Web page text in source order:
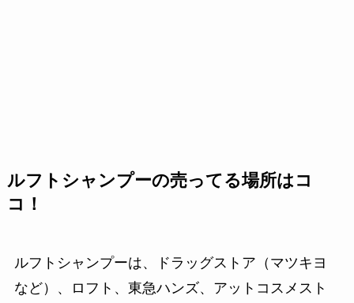
ルフトシャンプーの売ってる場所はコ
コ！
ルフトシャンプーは、ドラッグストア（マツキヨ
など）、ロフト、東急ハンズ、アットコスメスト